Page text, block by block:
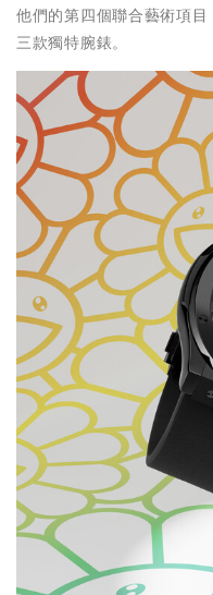
他們的第四個聯合藝術項
三款獨特腕錶。